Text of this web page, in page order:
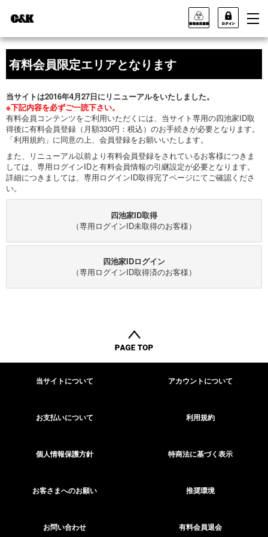
有料会員限定エリアとなります
当サイトは2016年4月27日にリニューアルをいたしました。
※下記内容を必ずご一読下さい。
有料会員コンテンツをご利用いただくには、当サイト専用の四池家ID取
得後に有料会員登録（月額330円：税込）のお手続きが必要となります。
「利用規約」に同意の上、会員登録をお願いいたします。
また、リニューアル以前より有料会員登録をされているお客様につきま
しては、専用ログインIDと有料会員情報の引継設定が必要となります。
詳細につきましては、専用ログインID取得完了ページにてご確認くださ
い。
四池家ID取得
（専用ログインID未取得のお客様）
四池家IDログイン
（専用ログインID取得済のお客様）
当サイトについて アカウントについて
お支払いについて 利用規約
個人情報保護方針 特商法に基づく表示
お客さまへのお願い 推奨環境
お問い合わせ 有料会員退会